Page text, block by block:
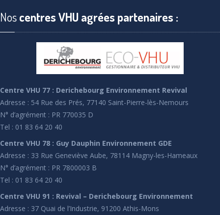
Noscentres VHU agrées partenaires :
Centre VHU 77 : Derichebourg Environnement Revival
Adresse : 54 Rue des Prés, 77140 Saint-Pierre-lès-Nemours
N° d’agrément : PR 770035 D
Tel : 01 83 64 20 40
Centre VHU 78 : Guy Dauphin Environnement GDE
Adresse : 33 Rue Geneviève Aube, 78114 Magny-les-Hameaux
N° d’agrément : PR 7800003 B
Tel : 01 83 64 20 40
Centre VHU 91 : Revival – Derichebourg Environnement
Adresse : 37 Quai de l’Industrie, 91200 Athis-Mons